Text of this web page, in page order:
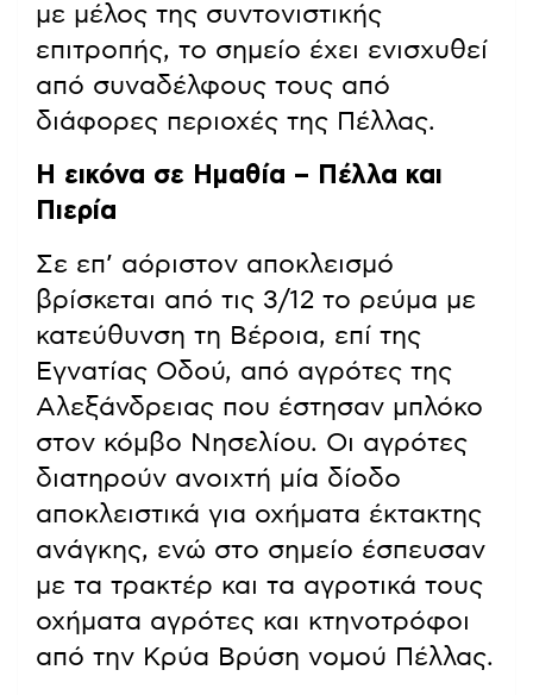
με μέλος της συντονιστικής
επιτροπής, το σημείο έχει ενισχυθεί
από συναδέλφους τους από
διάφορες περιοχές της Πέλλας.
Η εικόνα σε Ημαθία – Πέλλα και
Πιερία
Σε επ’ αόριστον αποκλεισμό
βρίσκεται από τις 3/12 το ρεύμα με
κατεύθυνση τη Βέροια, επί της
Εγνατίας Οδού, από αγρότες της
Αλεξάνδρειας που έστησαν μπλόκο
στον κόμβο Νησελίου. Οι αγρότες
διατηρούν ανοιχτή μία δίοδο
αποκλειστικά για οχήματα έκτακτης
ανάγκης, ενώ στο σημείο έσπευσαν
με τα τρακτέρ και τα αγροτικά τους
οχήματα αγρότες και κτηνοτρόφοι
από την Κρύα Βρύση νομού Πέλλας.